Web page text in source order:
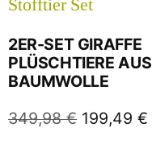
2ER-SET GIRAFFE
PLÜSCHTIERE AUS
BAUMWOLLE
349,98€ 199,49 €